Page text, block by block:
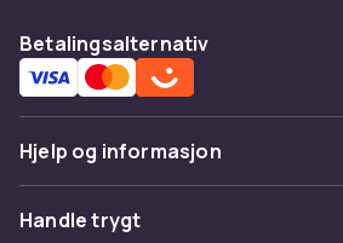
Betalingsalternativ
Hjelp og informasjon
Vanlige spørsmål
Handle trygt